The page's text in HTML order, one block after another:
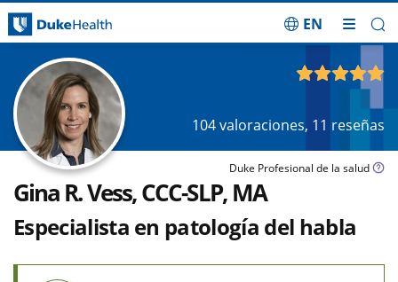
EN
104valoraciones, 11 reseñas
Duke Profesional de la salud
Gina R. Vess, CCC-SLP, MA
Especialista en patología del habla